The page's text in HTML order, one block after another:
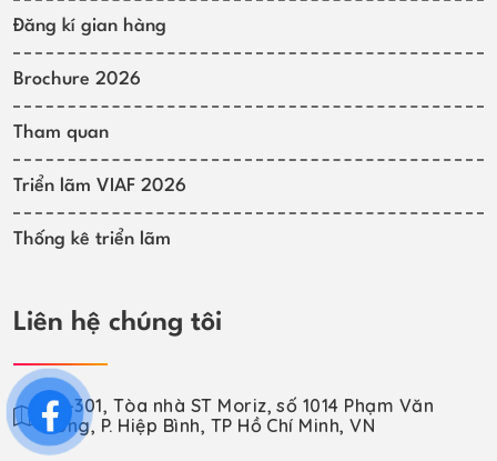
Đăng kí gian hàng
Brochure 2026
Tham quan
Triển lãm VIAF 2026
Thống kê triển lãm
Liên hệ chúng tôi
VP-301, Tòa nhà ST Moriz, số 1014 Phạm Văn
Đồng, P. Hiệp Bình, TP Hồ Chí Minh, VN